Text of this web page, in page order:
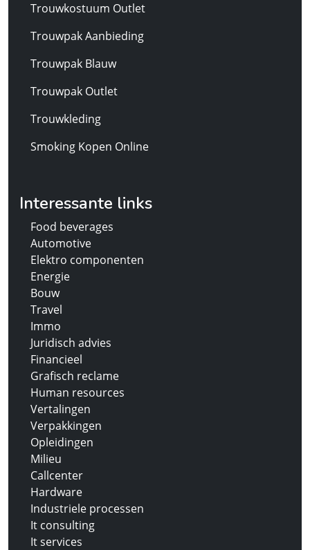
Trouwkostuum Outlet
Trouwpak Aanbieding
Trouwpak Blauw
Trouwpak Outlet
Trouwkleding
Smoking Kopen Online
Interessante links
Food beverages
Automotive
Elektro componenten
Energie
Bouw
Travel
Immo
Juridisch advies
Financieel
Grafisch reclame
Human resources
Vertalingen
Verpakkingen
Opleidingen
Milieu
Callcenter
Hardware
Industriele processen
It consulting
It services